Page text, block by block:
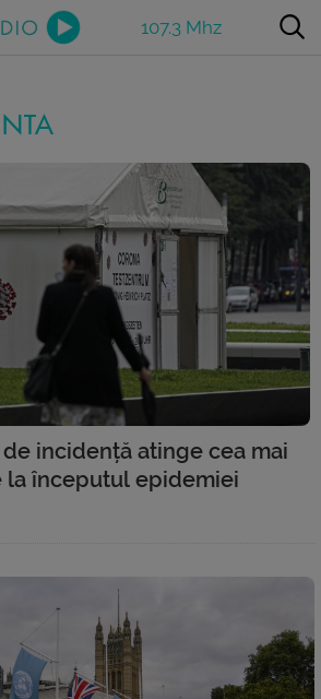
107.3 Mhz
de incidență atinge cea mai
la începutul epidemiei